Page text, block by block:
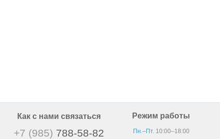
Как с нами связаться
+7 (985) 788-58-82
Режим работы
Пн.–Пт.10:00–18:00